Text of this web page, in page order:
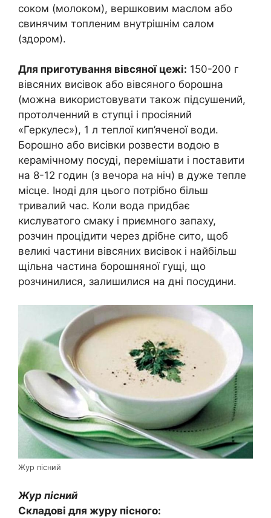
соком (молоком), вершковим маслом або
свинячим топленим внутрішнім салом
(здором).
Для приготування вівсяної цежі: 150-200 г
вівсяних висівок або вівсяного борошна
(можна використовувати також підсушений,
протолченний в ступці і просіяний
«Геркулес»), 1 л теплої кип’яченої води.
Борошно або висівки розвести водою в
керамічному посуді, перемішати і поставити
на 8-12 годин (з вечора на ніч) в дуже тепле
місце. Іноді для цього потрібно більш
тривалий час. Коли вода придбає
кислуватого смаку і приємного запаху,
розчин процідити через дрібне сито, щоб
великі частини вівсяних висівок і найбільш
щільна частина борошняної гущі, що
розчинилися, залишилися на дні посудини.
Жур пісний
Жур пісний
Складові для журу пісного: